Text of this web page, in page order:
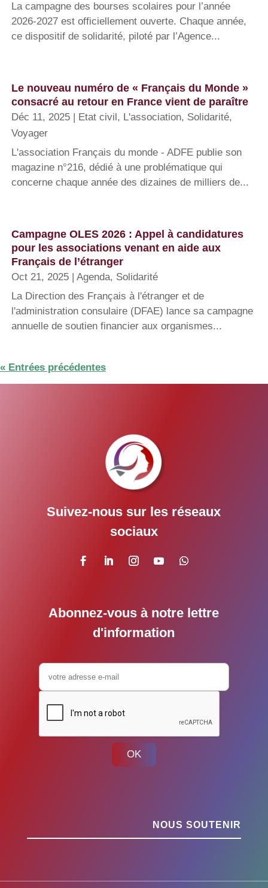
La campagne des bourses scolaires pour l’année
2026-2027 est officiellement ouverte. Chaque année,
ce dispositif de solidarité, piloté par l’Agence...
Le nouveau numéro de « Français du Monde »
consacré au retour en France vient de paraître
Déc 11, 2025 Etat civil , L'association, Solidarité,
Voyager
L'association Français du monde - ADFE publie son
magazine n°216, dédié à une problématique qui
concerne chaque année des dizaines de milliers de...
Campagne OLES 2026 : Appel à candidatures
pour les associations venant en aide aux
Français de l’étranger
Oct 21, 2025 Agenda, Solidarité
La Direction des Français à l'étranger et de
l'administration consulaire (DFAE) lance sa campagne
annuelle de soutien financier aux organismes...
« Entrées précédentes
Suivez-nous sur les réseaux
sociaux
Abonnez-vous à notre lettre
d'information
OK
NOUS SOUTENIR